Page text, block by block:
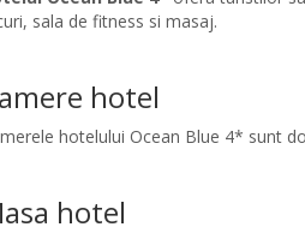
sala de fitness si masaj.
hotel
hotelului Ocean Blue 4* sunt
hotel